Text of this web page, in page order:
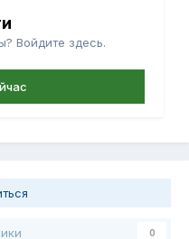
Войдите здесь.
0